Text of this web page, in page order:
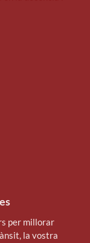
per millorar
la vostra